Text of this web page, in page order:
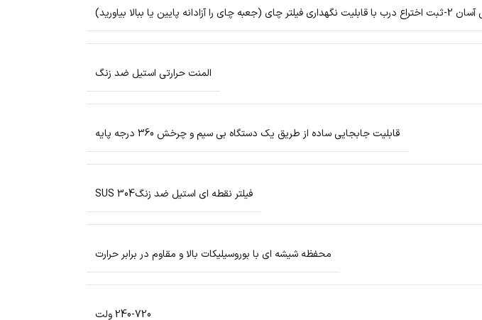
المنت حرارتی استیل ضد زنگ
قابلیت جابجایی ساده از طریق یک دستگاه بی سیم و چرخش 360 درجه پایه
فیلتر نقطه ای استیل ضد زنگSUS 304
محفظه شیشه ای با بوروسیلیکات بالا و مقاوم در برابر حرارت
240-720 ولت